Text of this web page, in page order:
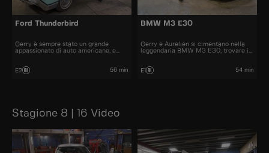
Ford Thunderbird
Gerry è sempre stato un grande
appassionato di auto americane, e
E2 56 min
BMW M3 E30
Gerry e Aurelien si cimentano nella
leggendaria BMW M3 E30, trovare i
E1 54 min
Stagione 8 | 16 Video